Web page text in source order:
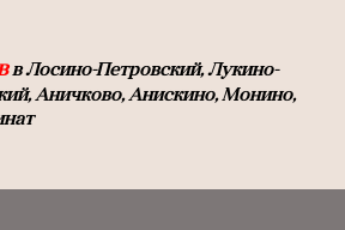
в Лосино-Петровский, Лукино-
Аничково, Анискино, Монино,